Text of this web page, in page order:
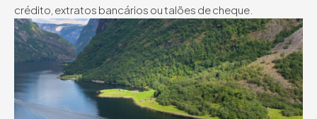
crédito, extratos bancários ou talões de cheque.